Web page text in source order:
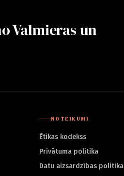
Valmieras un
NOTEIKUMI
Ētikas kodekss
Privātuma politika
Datu aizsardzības politika